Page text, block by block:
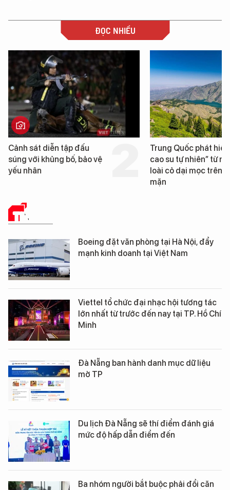
ĐỌC NHIỀU
tập đấu
bố, bảo vệ
Trung Quốc phát hiện “mỏ
cao su tự nhiên” từ một
loài cỏ dại mọc trên đất
TIN TỨC
Boeing đặt văn phòng tại Hà Nội, đẩy
mạnh kinh doanh tại Việt Nam
Viettel tổ chức đại nhạc hội tương tác
lớn nhất từ trước đến nay tại TP. Hồ Chí
Minh
Đà Nẵng ban hành danh mục dữ liệu
mở TP
Du lịch Đà Nẵng sẽ thí điểm đánh giá
mức độ hấp dẫn điểm đến
Ba nhóm người bắt buộc phải đổi căn